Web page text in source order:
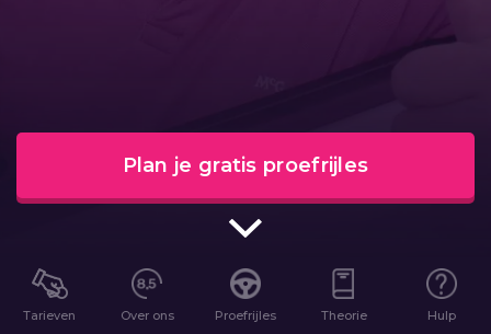
Plan je gratis proefrijles
Tarieven Over ons Proefrijles Theorie Hulp